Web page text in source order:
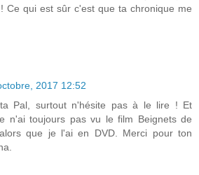
Ce qui est sûr c'est que ta chronique me
2017 12:52
Pal, surtout n'hésite pas à le lire ! Et
n'ai toujours pas vu le film Beignets de
que je l'ai en DVD. Merci pour ton